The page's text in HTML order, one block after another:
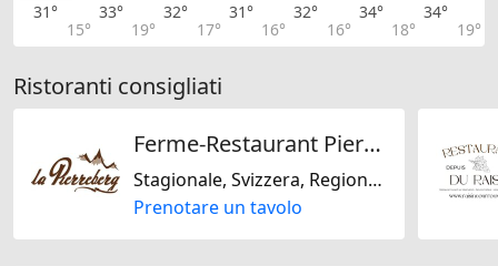
31°
15°
33°
19°
32°
17°
31°
16°
32°
16°
34°
18°
34°
19°
Ristoranti consigliati
Ferme-Restaurant Pierreberg
Stagionale, Svizzera, Regionale
Prenotare un tavolo